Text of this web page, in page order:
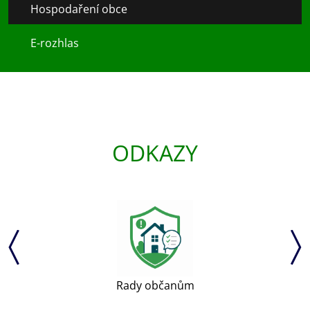
Hospodaření obce
E-rozhlas
ODKAZY
Rady občanům